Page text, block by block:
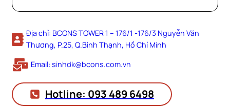
Địa chỉ: BCONS TOWER 1 – 176/1 -176/3 Nguyễn Văn
Thương, P.25, Q.Bình Thạnh, Hồ Chí Minh
Email: sinhdk@bcons.com.vn
Hotline: 093 489 6498